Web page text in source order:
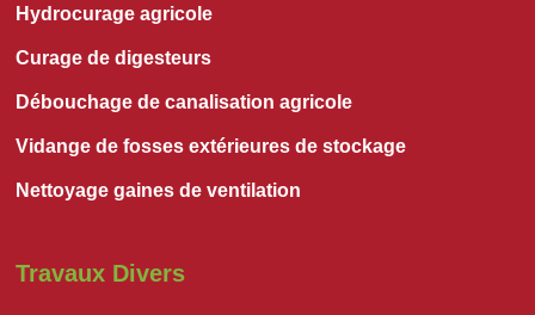
Hydrocurage agricole
Curage de digesteurs
Débouchage de canalisation agricole
Vidange de fosses extérieures de stockage
Nettoyage gaines de ventilation
Travaux Divers